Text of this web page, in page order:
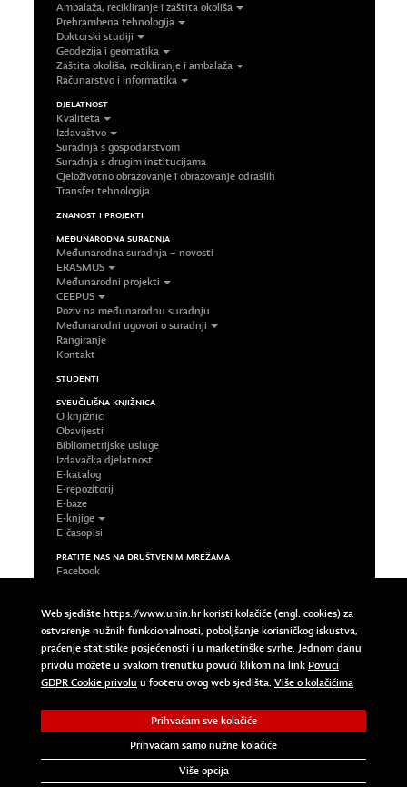
Ambalaža, recikliranje i zaštita okoliša
Prehrambena tehnologija
Doktorski studiji
Geodezija i geomatika
Zaštita okoliša, recikliranje i ambalaža
Računarstvo i informatika
DJELATNOST
Kvaliteta
Izdavaštvo
Suradnja s gospodarstvom
Suradnja s drugim institucijama
Cjeloživotno obrazovanje i obrazovanje odraslih
Transfer tehnologija
ZNANOST I PROJEKTI
MEĐUNARODNA SURADNJA
Međunarodna suradnja – novosti
ERASMUS
Međunarodni projekti
CEEPUS
Poziv na međunarodnu suradnju
Međunarodni ugovori o suradnji
Rangiranje
Kontakt
STUDENTI
SVEUČILIŠNA KNJIŽNICA
O knjižnici
Obavijesti
Bibliometrijske usluge
Izdavačka djelatnost
E-katalog
E-repozitorij
E-baze
E-knjige
E-časopisi
PRATITE NAS NA DRUŠTVENIM MREŽAMA
Facebook
Twitter
Impressum
Uvjeti korištenja
Pravila privatnosti
Povuci GDPR Cookie privolu
Copyright © 2023 Sveučilište Sjever | University North. All
Rights Reserved.
Web sjedište https://www.unin.hr koristi kolačiće (engl. cookies) za
ostvarenje nužnih funkcionalnosti, poboljšanje korisničkog iskustva,
praćenje statistike posjećenosti i u marketinške svrhe. Jednom danu
privolu možete u svakom trenutku povući klikom na link Povuci
GDPR Cookie privolu u footeru ovog web sjedišta. Više o kolačićima
Prihvaćam sve kolačiće
Prihvaćam samo nužne kolačiće
Više opcija